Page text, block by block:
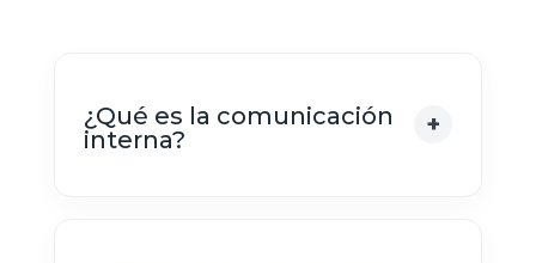
¿Qué es la comunicación
interna?